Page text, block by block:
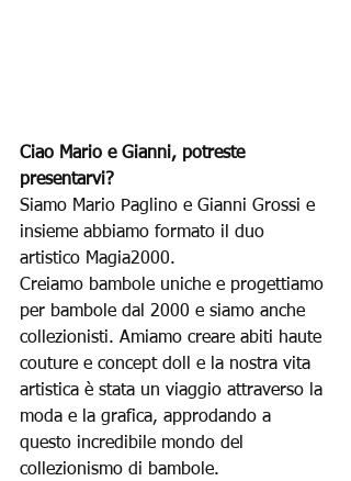
Ciao Mario e Gianni, potreste
presentarvi?
Siamo Mario Paglino e Gianni Grossi e
insieme abbiamo formato il duo
artistico Magia2000.
Creiamo bambole uniche e progettiamo
per bambole dal 2000 e siamo anche
collezionisti. Amiamo creare abiti haute
couture e concept doll e la nostra vita
artistica è stata un viaggio attraverso la
moda e la grafica, approdando a
questo incredibile mondo del
collezionismo di bambole.